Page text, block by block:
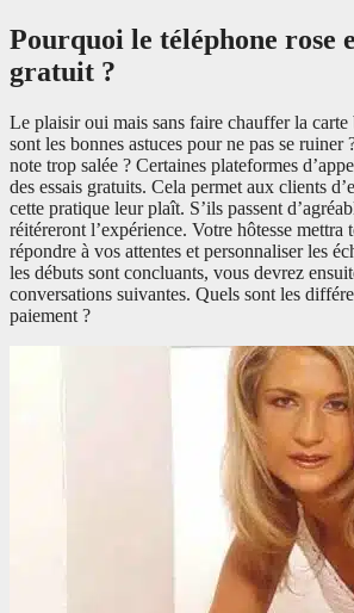
Pourquoi le téléphone rose
gratuit ?
Le plaisir oui mais sans faire chauffer la
sont les bonnes astuces pour ne pas se ruiner
note trop salée ? Certaines plateformes
des essais gratuits. Cela permet aux clients
cette pratique leur plaît. S’ils passent
réitéreront l’expérience. Votre hôtesse
répondre à vos attentes et personnaliser les
les débuts sont concluants, vous devrez
conversations suivantes. Quels sont les
paiement ?